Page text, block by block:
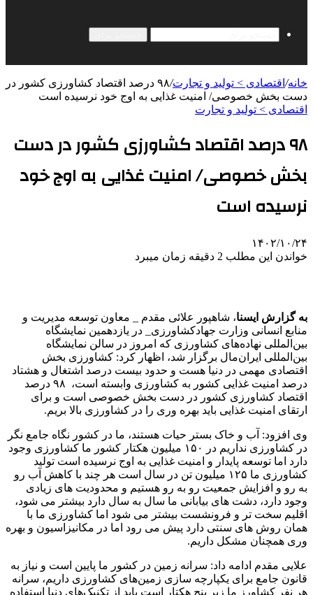
خانه/ اقتصادی > تولید و تجارت/
۹۸ درصد اقتصاد کشاورزی کشور در
دست بخش خصوصی/ امنیت غذایی به اوج خود نرسیده است
اقتصادی > تولید و تجارت
۹۸ درصد اقتصاد کشاورزی کشور در دست
بخش خصوصی/ امنیت غذایی به اوج خود
نرسیده است
۱۴۰۲/۱۰/۲۴
خواندن این مطلب 2 دقیقه زمان میبرد
به گزارش ایسنا، شاهپور علائی مقدم _ معاون توسعه مدیریت و
منابع انسانی وزارت جهادکشاورزی_ در یازدهمین نمایشگاه
بین‌المللی نهاده‌های کشاورزی که امروز در سالن نمایشگاه
بین‌المللی ایران‌مال برگزار شد، اظهار کرد: کشاورزی بخش
اقتصادی مهمی در دنیا هست و حدود بیست درصد اشتغال و هشتاد
درصد امنیت غذایی کشور به کشاورزی وابسته است، ۹۸ درصد
اقتصاد کشاورزی کشور در دست بخش خصوصی است و برای
ارتقای امنیت غذایی باید بهره وری را در کشاورزی بالا بریم.
وی افزود: آب و خاک بستر حیات هستند، ما در کشور نگاه جامع نگر
در کشاورزی نداریم در ۱۵۰ میلیون هکتار کشور ما کشاورزی وجود
دارد اما توسعه پایدار و امنیت غذایی به اوج نرسیده است تولید
کشاورزی ما ۱۲۵ میلیون تن در سال است هر چند با کاهش آب رو
به رو و افزایش جمعیت رو به رو هستیم و محدودیت های زیادی
وجود دارد، دشت های بیابانی ما سال به سال دارد بیشتر می شود،
اقلیم سخت تر و فرونشست بیشتر می شود اما کشاورزی ما با
همان روش های سنتی دارد پیش می رود اما در مکانیزاسیون و بهره
وری همچنان مشکل داریم.
علایی مقدم ادامه داد: سرانه زمین در کشور ما پایین است و نیاز به
قانون جامع برای یکپارچه سازی زمین‌های کشاورزی داریم، سرانه
هر نفر کشاورز ما زیر پنج هکتار است باید از تکنیک‌های دنیا استفاده